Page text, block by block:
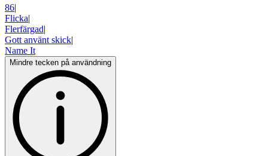
86|
Flicka|
Flerfärgad|
Gott använt skick|
Name It
Mindre tecken på användning